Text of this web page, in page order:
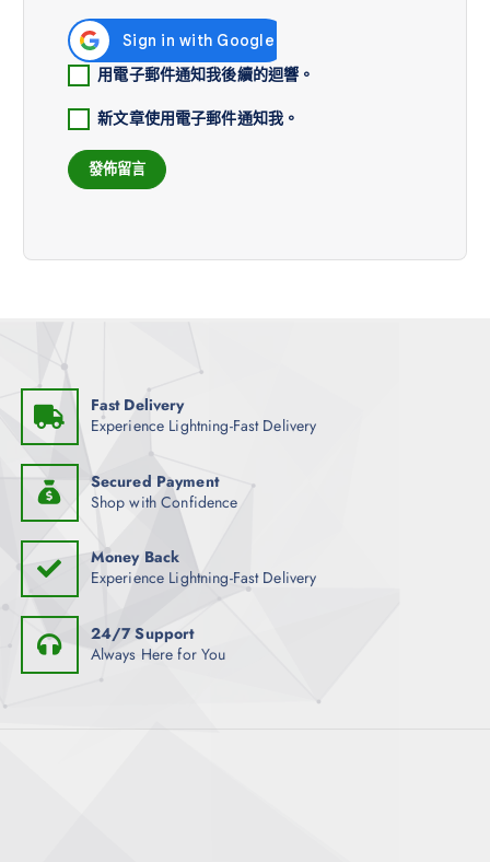
用電子郵件通知我後續的迴響。
新文章使用電子郵件通知我。
Fast Delivery
Experience Lightning-Fast Delivery
Secured Payment
Shop with Confidence
Money Back
Experience Lightning-Fast Delivery
24/7 Support
Always Here for You